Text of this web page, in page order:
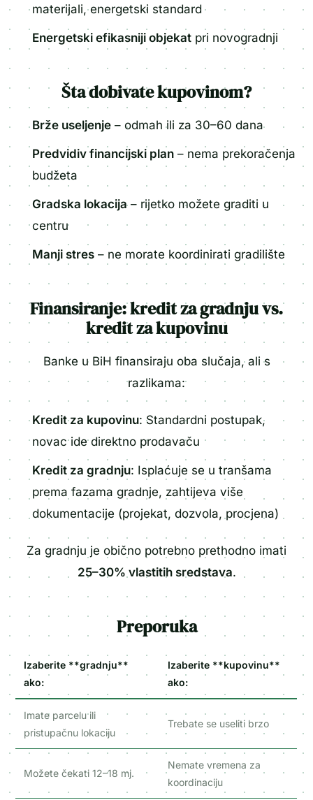
materijali, energetski standard
Energetski efikasniji objekat pri novogradnji
Šta dobivate kupovinom?
Brže useljenje – odmah ili za 30–60 dana
Predvidiv financijski plan – nema prekoračenja
budžeta
Gradska lokacija– rijetko možete graditi u
centru
Manji stres – ne morate koordinirati gradilište
Finansiranje: kredit za gradnju vs.
kredit za kupovinu
Banke u BiH finansiraju oba slučaja, ali s
razlikama:
Kredit za kupovinu: Standardni postupak,
novac ide direktno prodavaču
Kredit za gradnju: Isplaćuje se u tranšama
prema fazama gradnje, zahtijeva više
dokumentacije (projekat, dozvola, procjena)
Za gradnju je obično potrebno prethodno imati
25–30% vlastitih sredstava.
Preporuka
Izaberite **gradnju**
ako:
Izaberite **kupovinu**
ako:
Imate parcelu ili
pristupačnu lokaciju
Trebate se useliti brzo
Možete čekati 12–18 mj.
Nemate vremena za
koordinaciju